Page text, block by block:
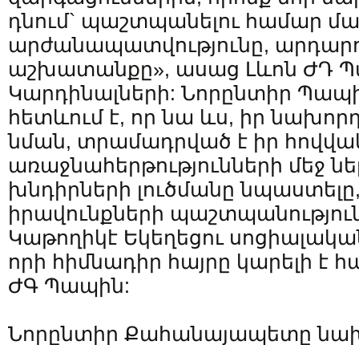
դնում` պաշտպանելու համար
արժանապատվությունը,
աշխատանքը», ասաց Լևոն ԺԴ
Կարդինալների: Նորընտիր
հետևում է, որ նա ևս, իր
նման, տրամադրված է իր
առաջնահերթությունների մեջ
խնդիրների լուծմանը
իրավունքների
Կաթողիկէ Եկեղեցու
որի հիմնադիր հայրը կարելի է
ԺԳ Պապին:
Նորընտիր Քահանայապետը